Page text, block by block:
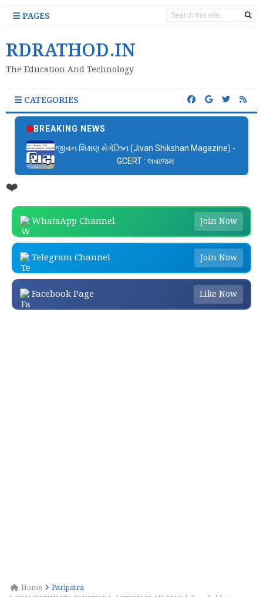
PAGES
RDRATHOD.IN
The Education And Technology
CATEGORIES
BREAKING NEWS
જીવન શિક્ષણ મેગેઝિન (Jivan Shikshan Magazine) -
GCERT : લવાજમ
❤️
WhatsApp Channel Join Now
Telegram Channel Join Now
Facebook Page Like Now
Home
Paripatra